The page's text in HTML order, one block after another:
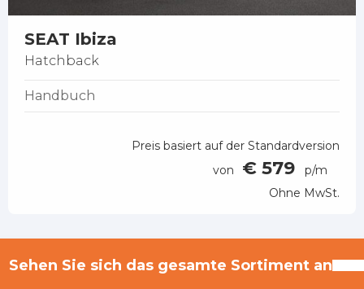
SEAT Ibiza
Hatchback
Handbuch
Preis basiert auf der Standardversion
von
€ 579
p/m
Ohne MwSt.
Sehen Sie sich das gesamte Sortiment an